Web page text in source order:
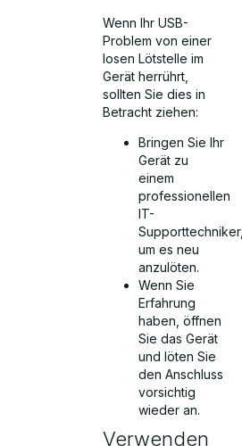
Wenn Ihr USB-
Problem von einer
losen Lötstelle im
Gerät herrührt,
sollten Sie dies in
Betracht ziehen:
Bringen Sie Ihr
Gerät zu
einem
professionellen
IT-
Supporttechniker,
um es neu
anzulöten.
Wenn Sie
Erfahrung
haben, öffnen
Sie das Gerät
und löten Sie
den Anschluss
vorsichtig
wieder an.
Verwenden